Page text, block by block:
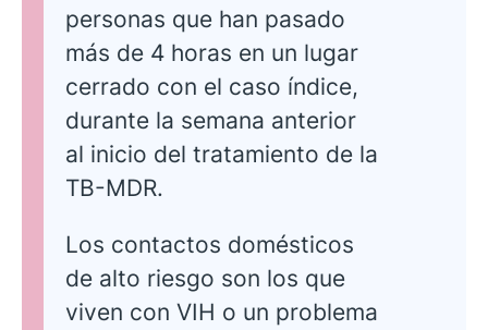
personas que han pasado
más de 4 horas en un lugar
cerrado con el caso índice,
durante la semana anterior
al inicio del tratamiento de la
TB-MDR.
Los contactos domésticos
de alto riesgo son los que
viven con VIH o un problema